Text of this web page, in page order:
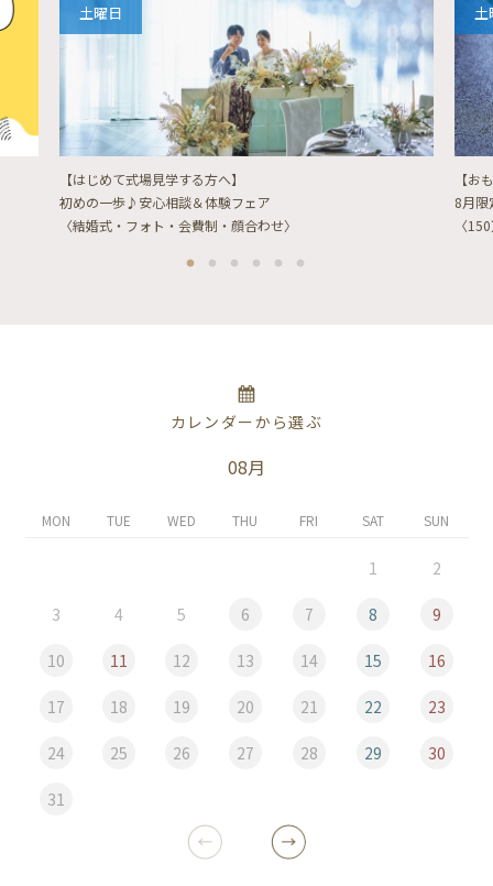
土曜日
【はじめて式場見学する方へ】
初めの一歩♪安心相談＆体験フェア
〈結婚式・フォト・会費制・顔合わせ〉
土
【お
8月限
〈
カレンダーから選ぶ
08月
MON TUE WED THU FRI SAT SUN
1 2
3 4 5 6 7 8 9
10 11 12 13 14 15 16
17 18 19 20 21 22 23
24 25 26 27 28 29 30
31